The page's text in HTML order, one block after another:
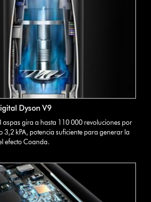
Dyson V9
aspas gira a hasta 110 000 revoluciones por
3,2 kPA, potencia suficiente para generar la
efecto Coanda.